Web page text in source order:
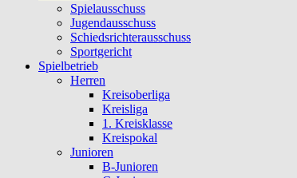
Spielausschuss
Jugendausschuss
Schiedsrichterausschuss
Sportgericht
Spielbetrieb
Herren
Kreisoberliga
Kreisliga
1. Kreisklasse
Kreispokal
Junioren
B-Junioren